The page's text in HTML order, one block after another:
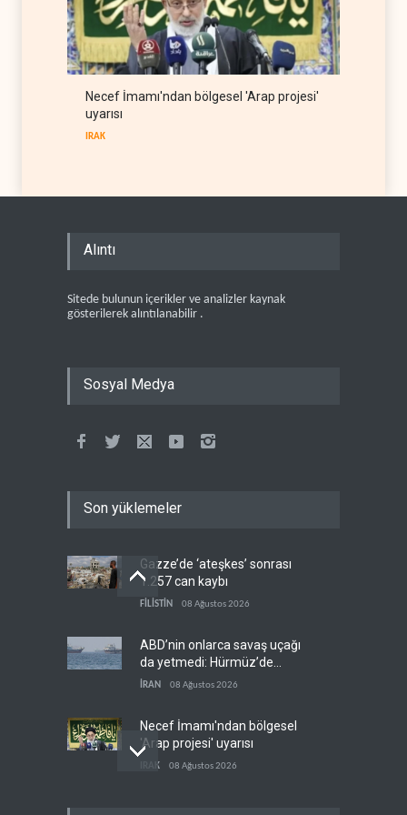
Necef İmamı'ndan bölgesel 'Arap projesi'
uyarısı
IRAK
Alıntı
Sitede bulunun içerikler ve analizler kaynak
gösterilerek alıntılanabilir .
Sosyal Medya
Son yüklemeler
Gazze’de ‘ateşkes’ sonrası
1.257 can kaybı
FİLİSTİN 08 Ağustos 2026
ABD’nin onlarca savaş uçağı
da yetmedi: Hürmüz’de
gemi vuruldu
İRAN 08 Ağustos 2026
Necef İmamı'ndan bölgesel
'Arap projesi' uyarısı
IRAK 08 Ağustos 2026